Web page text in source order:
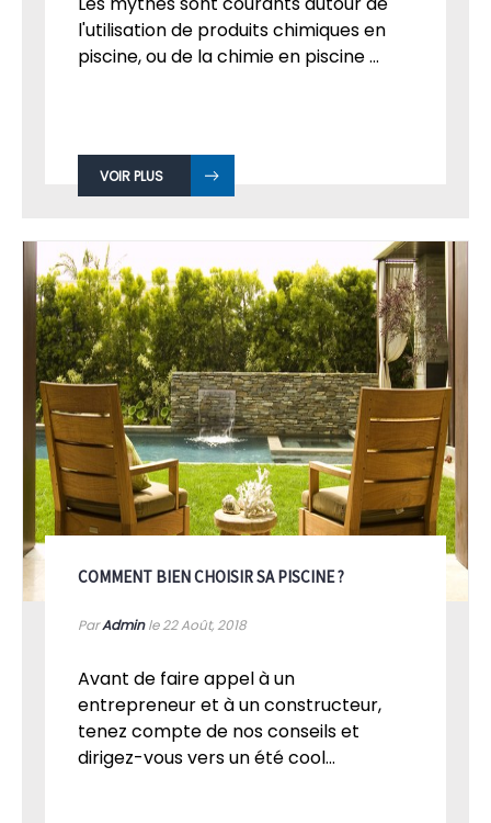
l'utilisation de produits chimiques en
piscine, ou de la chimie en piscine ...
VOIR PLUS
COMMENT BIEN CHOISIR SA PISCINE ?
ParAdminle 22Août, 2018
Avant de faire appel à un
entrepreneur et à un constructeur,
tenez compte de nos conseils et
dirigez-vous vers un été cool...